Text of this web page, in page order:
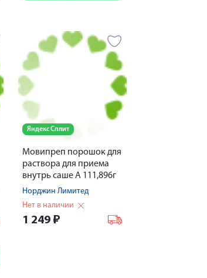
Яндекс Сплит
Мовипреп порошок для
раствора для приема
внутрь саше А 111,896г
№2+Б 10,600г №2
Норджин Лимитед
Нет в наличии
1 249 ₽